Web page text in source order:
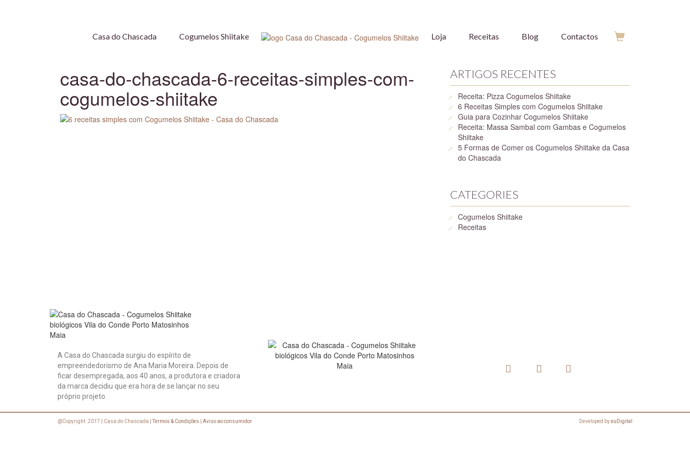
Casa do Chascada Cogumelos Shiitake Loja Receitas Blog Contactos
casa-do-chascada-6-receitas-simples-com-
cogumelos-shiitake
ARTIGOS RECENTES
Receita: Pizza Cogumelos Shiitake
6 Receitas Simples com Cogumelos Shiitake
Guia para Cozinhar Cogumelos Shiitake
Receita: Massa Sambal com Gambas e Cogumelos
Shiitake
5 Formas de Comer os Cogumelos Shiitake da Casa
do Chascada
CATEGORIES
Cogumelos Shiitake
Receitas
A Casa do Chascada surgiu do espírito de
empreendedorismo de Ana Maria Moreira. Depois de
ficar desempregada, aos 40 anos, a produtora e criadora
da marca decidiu que era hora de se lançar no seu
próprio projeto.
@Copyright .2017 | Casa do Chascada |Termos & Condições Aviso ao consumidor Developed byeuDigital